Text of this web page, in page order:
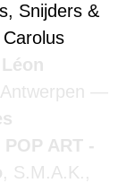
Snijders &
Léon
POP ART -
, S.M.A.K.,